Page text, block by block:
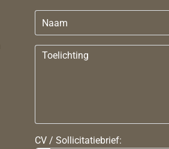
Naam
Toelichting
CV / Sollicitatiebrief: